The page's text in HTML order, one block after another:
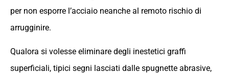
per non esporre l’acciaio neanche al remoto rischio di
arrugginire.
Qualora si volesse eliminare degli inestetici graffi
superficiali, tipici segni lasciati dalle spugnette abrasive,